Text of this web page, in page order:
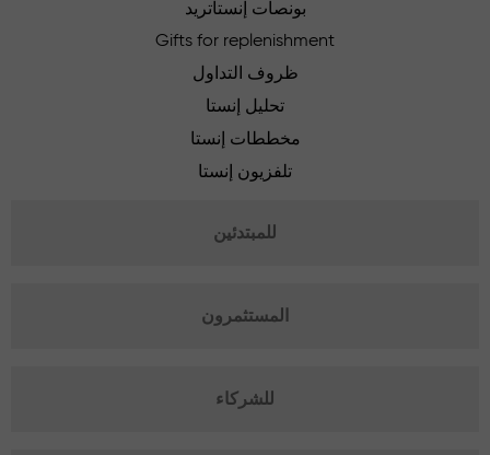
بونصات إنستاتريد
Gifts for replenishment
ظروف التداول
تحليل إنستا
مخططات إنستا
تلفزيون إنستا
للمبتدئين
المستثمرون
للشركاء